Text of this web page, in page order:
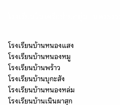
โรงเรียนบ้านหนองแสง
โรงเรียนบ้านหนองหมู
โรงเรียนบ้านพร้าว
โรงเรียนบ้านบุกะสัง
โรงเรียนบ้านหนองหล่ม
โรงเรียนบ้านเนินผาสุก